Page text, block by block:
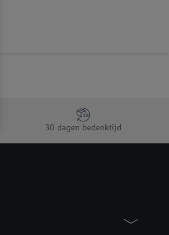
30 dagen bedenktijd